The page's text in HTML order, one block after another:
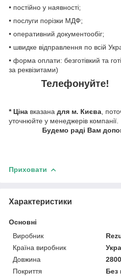
• постійно у наявності;
• послуги порізки МДФ;
• оперативний документообіг;
• швидке відправлення по всій
• форма оплати: безготівкий та
за реквізитами)
Телефонуйте!
* Ціна вказана для м. Києва ,
уточнюйте у менеджерів компанії.
Будемо раді Вам
Приховати
Характеристики
Основні
Виробник
Країна виробник
Довжина
Покриття
Без